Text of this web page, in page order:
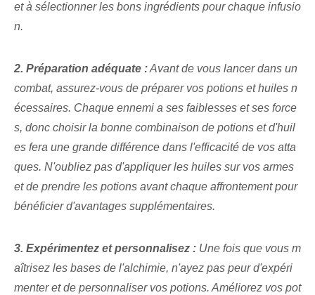
et à sélectionner les bons ingrédients pour chaque infusio
n.
2. Préparation adéquate :‌Avant de vous lancer dans un
combat, assurez-vous de préparer vos potions et huiles n
écessaires. Chaque ennemi a ses faiblesses et ses force
s, donc choisir la bonne combinaison de potions et d'huil
es fera une grande différence dans l'efficacité de vos atta
ques. N'oubliez pas d'appliquer les huiles⁤ sur vos armes
et de prendre les potions avant chaque affrontement pour
bénéficier d'avantages supplémentaires.
3. Expérimentez et personnalisez : Une fois que vous m
aîtrisez les bases de l'alchimie, n'ayez pas peur d'expéri
menter et de personnaliser vos potions. Améliorez vos pot